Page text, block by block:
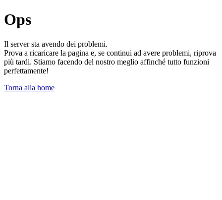
Ops
Il server sta avendo dei problemi.
Prova a ricaricare la pagina e, se continui ad avere problemi, riprova
più tardi. Stiamo facendo del nostro meglio affinché tutto funzioni
perfettamente!
Torna alla home